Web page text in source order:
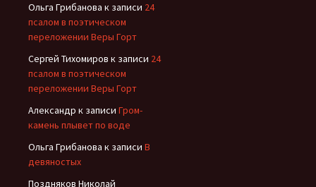
Ольга Грибанова к записи 24
псалом в поэтическом
переложении Веры Горт
Сергей Тихомиров к записи 24
псалом в поэтическом
переложении Веры Горт
Александр к записи Гром-
камень плывет по воде
Ольга Грибанова к записи В
девяностых
Поздняков Николай